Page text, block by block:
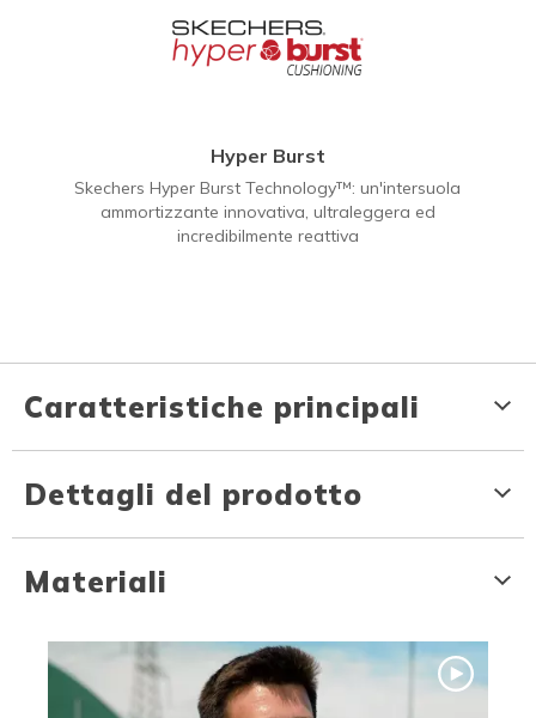
Hyper Burst
Skechers Hyper Burst Technology™: un'intersuola
ammortizzante innovativa, ultraleggera ed
incredibilmente reattiva
Caratteristiche principali
Dettagli del prodotto
Materiali
Media Carousel
Carousel with product photos. Use the previous and next buttons